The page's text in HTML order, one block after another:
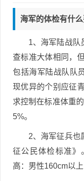
海军的体检有什
1、海军陆战队
查标准大体相同，
包括海军陆战队队
现优异的个别应征
求控制在标准体重
5%。
2、海军征兵也
征公民体检标准》
高：男性160cm以